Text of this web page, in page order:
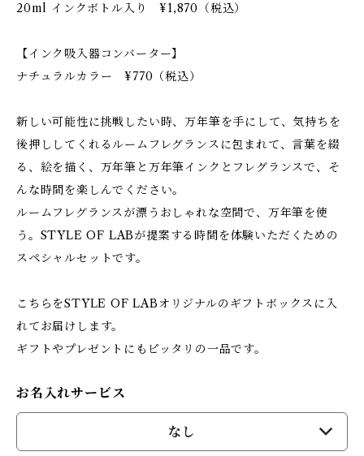
20ml インクボトル入り ¥1,870（税込）
【インク吸入器コンバーター】
ナチュラルカラー ¥770（税込）
新しい可能性に挑戦したい時、万年筆を手にして、気持ちを
後押ししてくれるルームフレグランスに包まれて、言葉を綴
る、絵を描く、万年筆と万年筆インクとフレグランスで、そ
んな時間を楽しんでください。
ルームフレグランスが漂うおしゃれな空間で、万年筆を使
う。STYLE OF LABが提案する時間を体験いただくための
スペシャルセットです。
こちらをSTYLE OF LABオリジナルのギフトボックスに入
れてお届けします。
ギフトやプレゼントにもピッタリの一品です。
お名入れサービス
なし